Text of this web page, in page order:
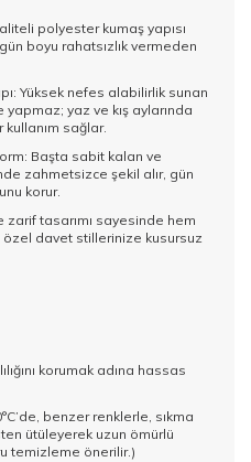
polyester kumaş yapısı
boyu rahatsızlık vermeden
Yüksek nefes alabilirlik sunan
yaz ve kış aylarında
sağlar.
Başta sabit kalan ve
zahmetsizce şekil alır, gün
korur.
zarif tasarımı sayesinde hem
davet stillerinize kusursuz
korumak adına hassas
benzer renklerle, sıkma
ütüleyerek uzun ömürlü
temizleme önerilir.)